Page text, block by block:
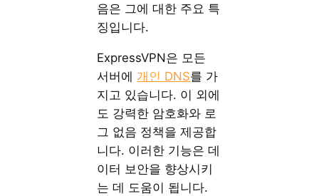
음은 그에 대한 주요 특
징입니다.
ExpressVPN은 모든
서버에 개인 DNS를 가
지고 있습니다. 이 외에
도 강력한 암호화와 로
그 없음 정책을 제공합
니다. 이러한 기능은 데
이터 보안을 향상시키
는 데 도움이 됩니다.